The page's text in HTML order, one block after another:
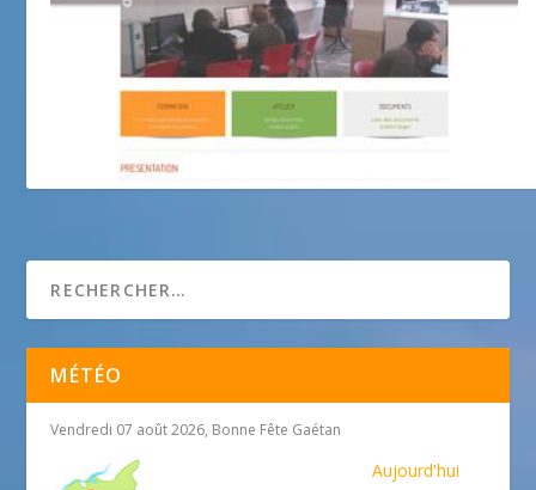
MÉTÉO
Vendredi 07 août 2026, Bonne Fête Gaétan
Aujourd'hui